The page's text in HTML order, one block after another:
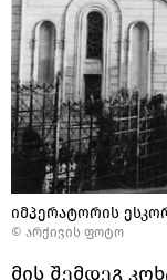
იმპერატორის
© არქივის ფოტო
მის შემდეგ